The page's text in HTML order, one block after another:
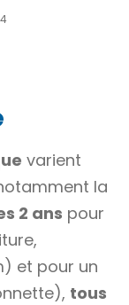
varient
la
2 ans pour
et pour un
tous